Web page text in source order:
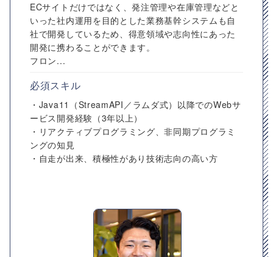
ECサイトだけではなく、発注管理や在庫管理などと
いった社内運用を目的とした業務基幹システムも自
社で開発しているため、得意領域や志向性にあった
開発に携わることができます。
フロン...
必須スキル
・Java11（StreamAPI／ラムダ式）以降でのWebサ
ービス開発経験（3年以上）
・リアクティブプログラミング、非同期プログラミ
ングの知見
・自走が出来、積極性があり技術志向の高い方